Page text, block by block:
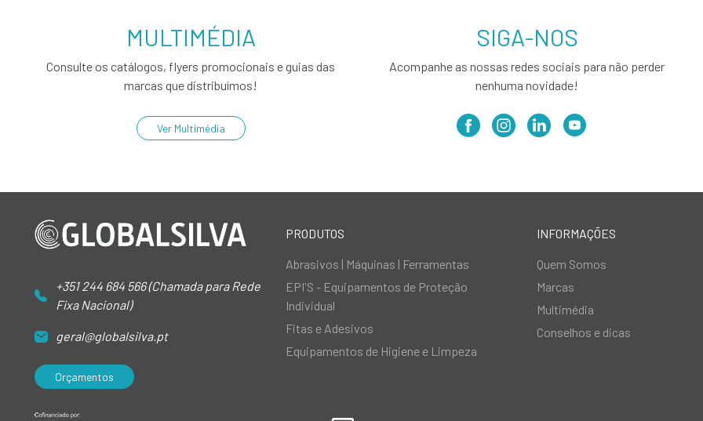
MULTIMÉDIA
Consulte os catálogos, flyers promocionais e guias das
marcas que distribuímos!
Ver Multimédia
SIGA-NOS
Acompanhe as nossas redes sociais para não perder
nenhuma novidade!
+351 244 684 566 (Chamada para Rede
Fixa Nacional)
geral@globalsilva.pt
Orçamentos
PRODUTOS
Abrasivos | Máquinas | Ferramentas
EPI'S - Equipamentos de Proteção
Individual
Fitas e Adesivos
Equipamentos de Higiene e Limpeza
INFORMAÇÕES
Quem Somos
Marcas
Multimédia
Conselhos e dicas